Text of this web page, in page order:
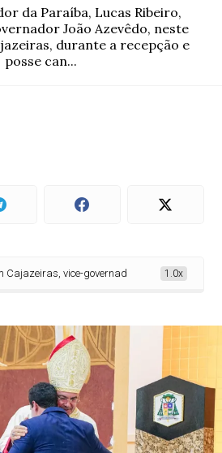
da Paraíba, Lucas Ribeiro,
João Azevêdo, neste
durante a recepção e
posse can...
vice-governador Lucas Ribeiro
1.0x